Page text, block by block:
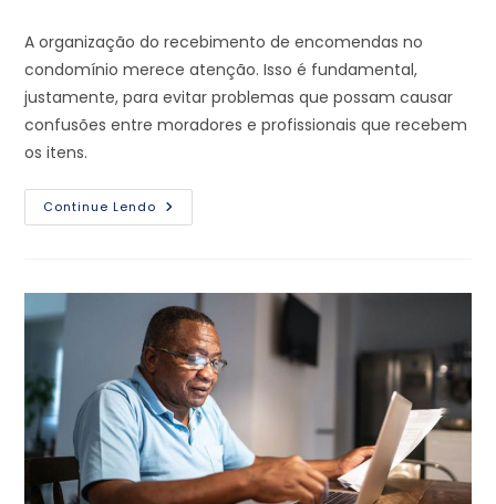
A organização do recebimento de encomendas no
condomínio merece atenção. Isso é fundamental,
justamente, para evitar problemas que possam causar
confusões entre moradores e profissionais que recebem
os itens.
Continue Lendo